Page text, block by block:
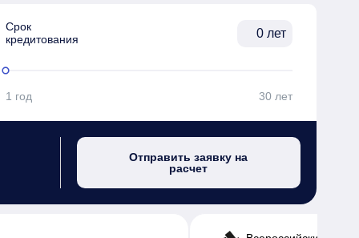
Срок
кредитования
лет
1 год 30 лет
Отправить заявку на
расчет